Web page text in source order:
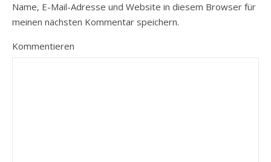
Name, E-Mail-Adresse und Website in diesem Browser für
meinen nächsten Kommentar speichern.
Kommentieren